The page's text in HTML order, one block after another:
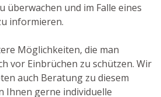
überwachen und im Falle eines
informieren.
Möglichkeiten, die man
vor Einbrüchen zu schützen. Wir
auch Beratung zu diesem
Ihnen gerne individuelle